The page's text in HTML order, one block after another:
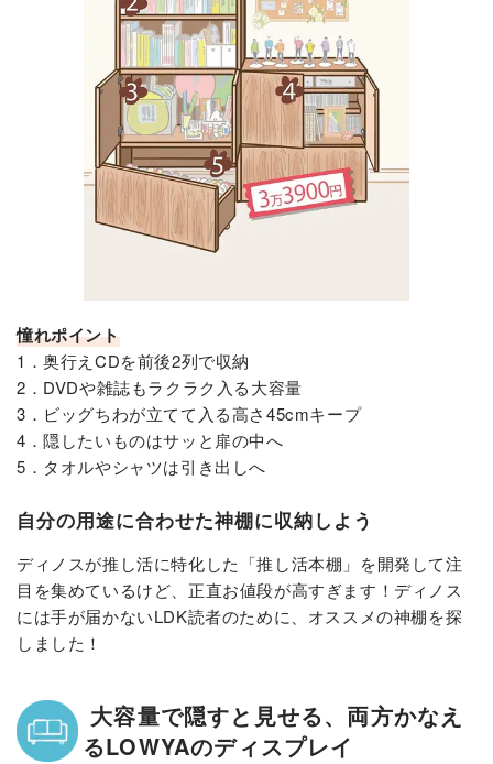
憧れポイント
1．奥行えCDを前後2列で収納
2．DVDや雑誌もラクラク入る大容量
3．ビッグちわが立てて入る高さ45cmキープ
4．隠したいものはサッと扉の中へ
5．タオルやシャツは引き出しへ
自分の用途に合わせた神棚に収納しよう
ディノスが推し活に特化した「推し活本棚」を開発して注
目を集めているけど、正直お値段が高すぎます！ディノス
には手が届かないLDK読者のために、オススメの神棚を探
しました！
大容量で隠すと見せる、両方かなえ
るLOWYAのディスプレイ